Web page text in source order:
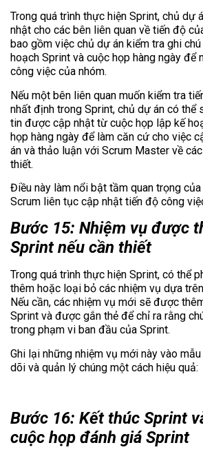
Trong quá trình thực hiện Sprint, chủ dự
nhật cho các bên liên quan về tiến độ
bao gồm việc chủ dự án kiểm tra ghi
hoạch Sprint và cuộc họp hàng ngày để
công việc của nhóm.
Nếu một bên liên quan muốn kiểm tra
nhất định trong Sprint, chủ dự án có thể
tin được cập nhật từ cuộc họp lập kế
họp hàng ngày để làm căn cứ cho việc
án và thảo luận với Scrum Master về
thiết.
Điều này làm nổi bật tầm quan trọng
Scrum liên tục cập nhật tiến độ công
Bước 15: Nhiệm vụ được
Sprint nếu cần thiết
Trong quá trình thực hiện Sprint, có thể
thêm hoặc loại bỏ các nhiệm vụ dựa
Nếu cần, các nhiệm vụ mới sẽ được
Sprint và được gắn thẻ để chỉ ra rằng
trong phạm vi ban đầu của Sprint.
Ghi lại những nhiệm vụ mới này vào
dõi và quản lý chúng một cách hiệu quả:
Bước 16: Kết thúc Sprint
cuộc họp đánh giá Sprint